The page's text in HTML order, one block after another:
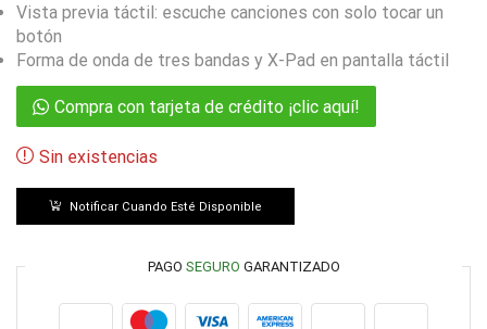
Vista previa táctil: escuche canciones con solo tocar un
botón
Forma de onda de tres bandas y X-Pad en pantalla táctil
Compra con tarjeta de crédito ¡clic aquí!
Sin existencias
Notificar Cuando Esté Disponible
PAGO SEGURO GARANTIZADO